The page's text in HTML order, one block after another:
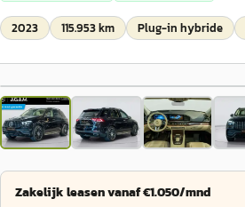
2023 115.953 km Plug-in hybride
Zakelijk leasen vanaf €1.050/mnd